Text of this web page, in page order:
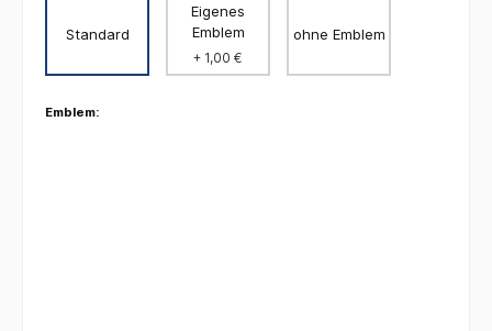
Standard
Eigenes
Emblem
+ 1,00 €
ohne Emblem
Emblem: